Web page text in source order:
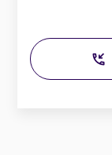
phone_callback